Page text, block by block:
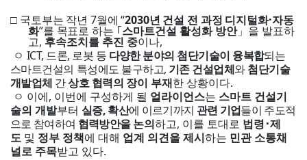
□ 국토부는 작년 7월에“2030년 건설 전 과정 디지털화·자동
화”를 목표로 하는｢스마트건설 활성화 방안」 을 발표하
고, 후속조치를 추진 중이나,
ㅇ ICT, 드론, 로봇 등 다양한 분야의 첨단기술이 융복합되는
스마트건설의 특성에도 불구하고, 기존 건설업체와첨단기술
개발업체 간상호 협력의 장이 부재한 상황이다.
ㅇ 이에, 이번에 구성하게 될 얼라이언스는 스마트 건설기
술의 개발부터 실증, 확산에 이르기까지 관련 기업들이 주도적
으로 참여하여 협력방안을 논의하고, 이를 토대로 법령･제
도 및 정부 정책에 대해 업계 의견을 제시하는 민관 소통채
널로 주목받고 있다.